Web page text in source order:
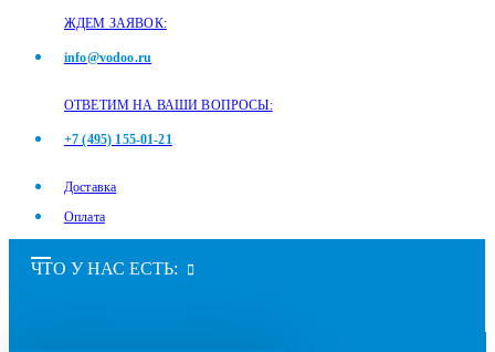
ЖДЕМ ЗАЯВОК:
info@vodoo.ru
ОТВЕТИМ НА ВАШИ ВОПРОСЫ:
+7 (495) 155-01-21
Доставка
Оплата
ЧТО У НАС ЕСТЬ: